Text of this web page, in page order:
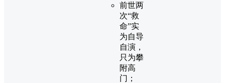
前世两
次“救
命”实
为自导
自演，
只为攀
附高
门；